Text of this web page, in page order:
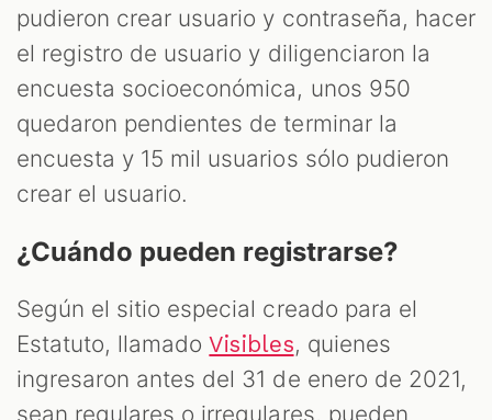
pudieron crear usuario y contraseña, hacer
el registro de usuario y diligenciaron la
encuesta socioeconómica, unos 950
quedaron pendientes de terminar la
encuesta y 15 mil usuarios sólo pudieron
crear el usuario.
¿Cuándo pueden registrarse?
Según el sitio especial creado para el
Estatuto, llamadoVisibles, quienes
ingresaron antes del 31 de enero de 2021,
sean regulares o irregulares, pueden